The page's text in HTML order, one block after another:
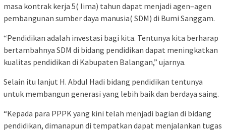
masa kontrak kerja 5( lima) tahun dapat menjadi agen–agen
pembangunan sumber daya manusia( SDM) di Bumi Sanggam.
“Pendidikan adalah investasi bagi kita. Tentunya kita berharap
bertambahnya SDM di bidang pendidikan dapat meningkatkan
kualitas pendidikan di Kabupaten Balangan,” ujarnya.
Selain itu lanjut H. Abdul Hadi bidang pendidikan tentunya
untuk membangun generasi yang lebih baik dan berdaya saing.
“Kepada para PPPK yang kini telah menjadi bagian di bidang
pendidikan, dimanapun di tempatkan dapat menjalankan tugas